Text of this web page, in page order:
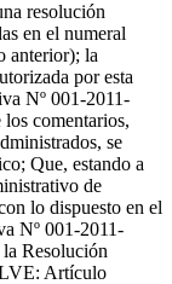
resolución
en el numeral
anterior); la
por esta
Nº 001-2011-
comentarios,
se
Que, estando a
de
lo dispuesto en el
Nº 001-2011-
Resolución
Artículo